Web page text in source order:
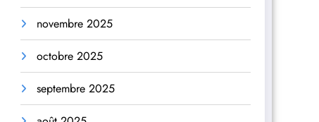
novembre 2025
octobre 2025
septembre 2025